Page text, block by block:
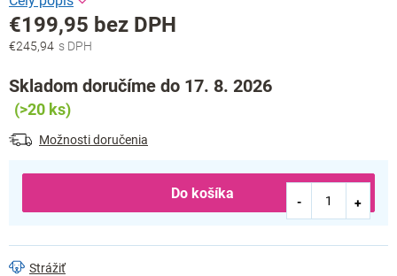
€245,94
€199,95 bez DPH
Jednotková
Skladom doručíme do 17. 8. 2026
(>20 ks)
Možnosti doručenia
Do košíka
Strážiť